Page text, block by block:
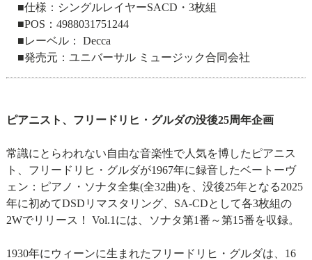
■仕様：シングルレイヤーSACD・3枚組
■POS：4988031751244
■レーベル： Decca
■発売元：ユニバーサル ミュージック合同会社
ピアニスト、フリードリヒ・グルダの没後25周年企画
常識にとらわれない自由な音楽性で人気を博したピアニス
ト、フリードリヒ・グルダが1967年に録音したベートーヴ
ェン：ピアノ・ソナタ全集(全32曲)を、没後25年となる2025
年に初めてDSDリマスタリング、SA-CDとして各3枚組の
2Wでリリース！ Vol.1には、ソナタ第1番～第15番を収録。
1930年にウィーンに生まれたフリードリヒ・グルダは、16